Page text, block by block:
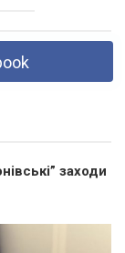
заходи